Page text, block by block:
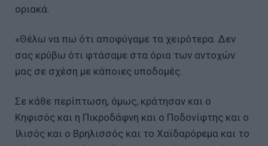
οριακά.
«Θέλω να πω ότι αποφύγαμε τα χειρότερα. Δεν
σας κρύβω ότι φτάσαμε στα όρια των αντοχών
μας σε σχέση με κάποιες υποδομές.
Σε κάθε περίπτωση, όμως, κράτησαν και ο
Κηφισός και η Πικροδάφνη και ο Ποδονίφτης και ο
Ιλισός και ο Βρηλισσός και το Χαϊδαρόρεμα και το